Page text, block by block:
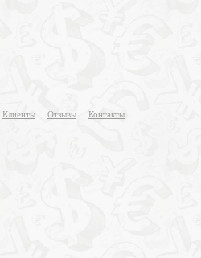
Клиенты Отзывы Контакты